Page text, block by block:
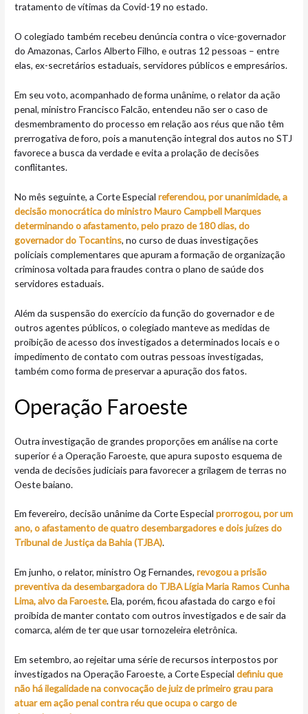
tratamento de vítimas da Covid-19 no estado.
O colegiado também recebeu denúncia contra o vice-governador
do Amazonas, Carlos Alberto Filho, e outras 12 pessoas – entre
elas, ex-secretários estaduais, servidores públicos e empresários.
Em seu voto, acompanhado de forma unânime, o relator da ação
penal, ministro Francisco Falcão, entendeu não ser o caso de
desmembramento do processo em relação aos réus que não têm
prerrogativa de foro, pois a manutenção integral dos autos no STJ
favorece a busca da verdade e evita a prolação de decisões
conflitantes.
No mês seguinte, a Corte Especialreferendou, por unanimidade, a
decisão monocrática do ministro Mauro Campbell Marques
determinando o afastamento, pelo prazo de 180 dias, do
governador do Tocantins, no curso de duas investigações
policiais complementares que apuram a formação de organização
criminosa voltada para fraudes contra o plano de saúde dos
servidores estaduais.
Além da suspensão do exercício da função do governador e de
outros agentes públicos, o colegiado manteve as medidas de
proibição de acesso dos investigados a determinados locais e o
impedimento de contato com outras pessoas investigadas,
também como forma de preservar a apuração dos fatos.
Operação Faroeste
Outra investigação de grandes proporções em análise na corte
superior é a Operação Faroeste, que apura suposto esquema de
venda de decisões judiciais para favorecer a grilagem de terras no
Oeste baiano.
Em fevereiro, decisão unânime da Corte Especial prorrogou, por um
ano, o afastamento de quatro desembargadores e dois juízes do
Tribunal de Justiça da Bahia (TJBA).
Em junho, o relator, ministro Og Fernandes,revogou a prisão
preventiva da desembargadora do TJBA Lígia Maria Ramos Cunha
Lima, alvo da Faroeste. Ela, porém, ficou afastada do cargo e foi
proibida de manter contato com outros investigados e de sair da
comarca, além de ter que usar tornozeleira eletrônica.
Em setembro, ao rejeitar uma série de recursos interpostos por
investigados na Operação Faroeste, a Corte Especial definiu que
não há ilegalidade na convocação de juiz de primeiro grau para
atuar em ação penal contra réu que ocupa o cargo de